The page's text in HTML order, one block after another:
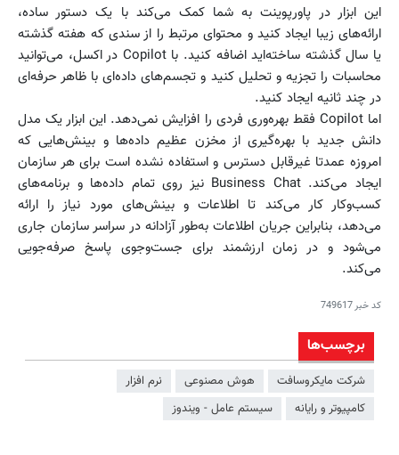
این ابزار در پاورپوینت به شما کمک می‌کند با یک دستور ساده،
ارائه‌های زیبا ایجاد کنید و محتوای مرتبط را از سندی که هفته گذشته
یا سال گذشته ساخته‌اید اضافه کنید. با Copilot در اکسل، می‌توانید
محاسبات را تجزیه و تحلیل کنید و تجسم‌های داده‌ای با ظاهر حرفه‌ای
در چند ثانیه ایجاد کنید.
اما Copilot فقط بهره‌وری فردی را افزایش نمی‌دهد. این ابزار یک مدل
دانش جدید با بهره‌گیری از مخزن عظیم داده‌ها و بینش‌هایی که
امروزه عمدتا غیرقابل دسترس و استفاده نشده است برای هر سازمان
ایجاد می‌کند. Business Chat نیز روی تمام داده‌ها و برنامه‌های
کسب‌وکار کار می‌کند تا اطلاعات و بینش‌های مورد نیاز را ارائه
می‌دهد، بنابراین جریان اطلاعات به‌طور آزادانه در سراسر سازمان جاری
می‌شود و در زمان ارزشمند برای جست‌وجوی پاسخ صرفه‌جویی
می‌کند.
کد خبر749617
برچسب‌ها
شرکت مایکروسافت هوش‌ مصنوعی
نرم‌ افزار
کامپیوتر و رایانه
سیستم عامل - ویندوز